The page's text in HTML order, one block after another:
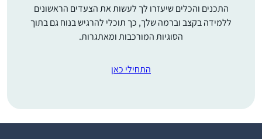
התכנים והכלים שיעזרו לך לעשות את הצעדים הראשונים
ללמידה בקצב וברמה שלך, כך תוכלי להרגיש בנוח גם בתוך
הסוגיות המורכבות ומאתגרות.
התחילי כאן